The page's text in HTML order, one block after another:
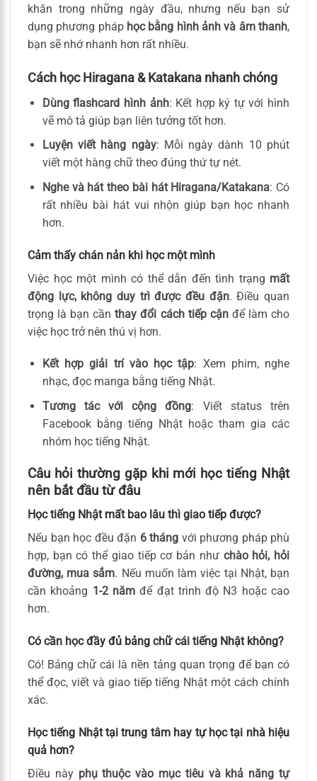
khăn trong những ngày đầu, nhưng nếu bạn sử
dụng phương pháp học bằng hình ảnh và âm thanh,
bạn sẽ nhớ nhanh hơn rất nhiều.
Cách học Hiragana & Katakana nhanh chóng
Dùng flashcard hình ảnh: Kết hợp ký tự với hình
vẽ mô tả giúp bạn liên tưởng tốt hơn.
Luyện viết hàng ngày: Mỗi ngày dành 10 phút
viết một hàng chữ theo đúng thứ tự nét.
Nghe và hát theo bài hát Hiragana/Katakana: Có
rất nhiều bài hát vui nhộn giúp bạn học nhanh
hơn.
Cảm thấy chán nản khi học một mình
Việc học một mình có thể dẫn đến tình trạng mất
động lực, không duy trì được đều đặn. Điều quan
trọng là bạn cầnthay đổi cách tiếp cậnđể làm cho
việc học trở nên thú vị hơn.
Kết hợp giải trí vào học tập: Xem phim, nghe
nhạc, đọc manga bằng tiếng Nhật.
Tương tác với cộng đồng: Viết status trên
Facebook bằng tiếng Nhật hoặc tham gia các
nhóm học tiếng Nhật.
Câu hỏi thường gặp khi mới học tiếng Nhật
nên bắt đầu từ đâu
Học tiếng Nhật mất bao lâu thì giao tiếp được?
Nếu bạn học đều đặn 6 tháng với phương pháp phù
hợp, bạn có thể giao tiếp cơ bản như chào hỏi, hỏi
đường, mua sắm. Nếu muốn làm việc tại Nhật, bạn
cần khoảng 1-2 nămđể đạt trình độ N3 hoặc cao
hơn.
Có cần học đầy đủ bảng chữ cái tiếng Nhật không?
Có! Bảng chữ cái là nền tảng quan trọng để bạn có
thể đọc, viết và giao tiếp tiếng Nhật một cách chính
xác.
Học tiếng Nhật tại trung tâm hay tự học tại nhà hiệu
quả hơn?
Điều này phụ thuộc vào mục tiêu và khả năng tự